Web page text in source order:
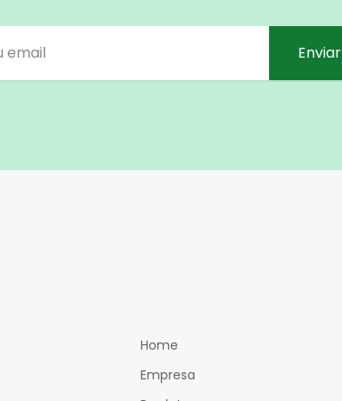
Enviar
Home
Empresa